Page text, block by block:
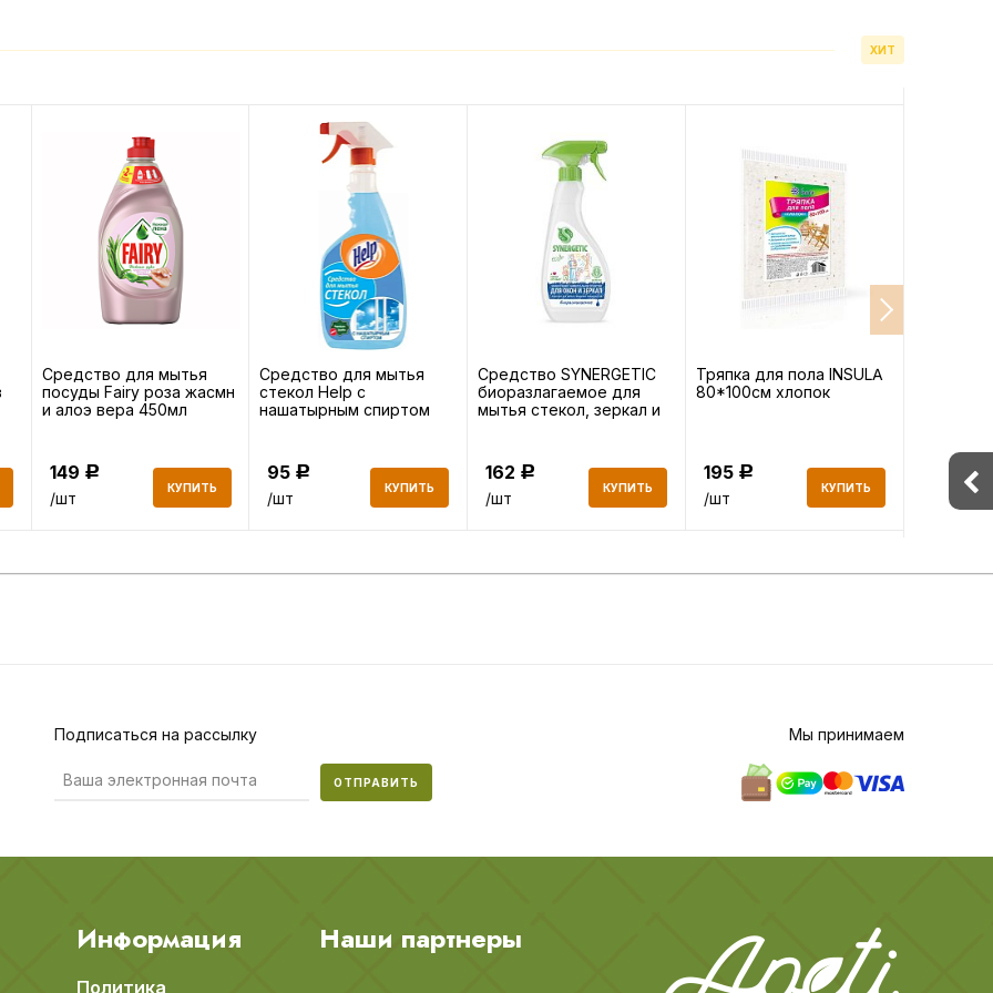
ХИТ
Средство для мытья
посуды Fairy роза жасмн
и алоэ вера 450мл
149 Р
/шт
КУПИТЬ
Средство для мытья
стекол Help с
нашатырным спиртом
95 Р
/шт
КУПИТЬ
Средство SYNERGETIC
биоразлагаемое для
мытья стекол, зеркал и
162 Р
/шт
КУПИТЬ
Тряпка для пола INSULA
80*100см хлопок
195 Р
/шт
КУПИТЬ
Р
Подписаться на рассылку
ОТПРАВИТЬ
Мы принимаем
Информация
Политика
Наши партнеры